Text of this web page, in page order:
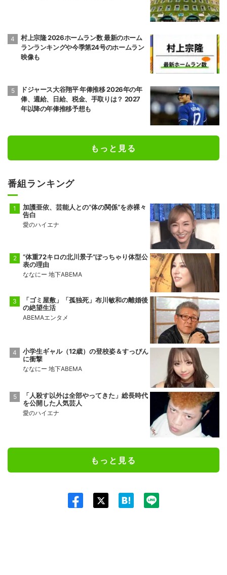
村上宗隆 2026ホームラン数 最新のホーム
ランランキングや今季第24号のホームラン
映像も
ドジャース大谷翔平 年俸推移 2026年の年
俸、週給、日給、税金、手取りは？ 2027
年以降の年俸推移予想も
もっと見る
番組ランキング
加護亜依、芸能人との“体の関係”を赤裸々
告白
愛のハイエナ
“体重72キロの北川景子”ぽっちゃり体型公
表の理由
ななにー 地下ABEMA
「ゴミ屋敷」「孤独死」布川敏和の離婚後
の絶望生活
ABEMAエンタメ
小学生ギャル（12歳）の登校姿＆すっぴん
に衝撃
ななにー 地下ABEMA
「人殺す以外は全部やってきた」総長時代
を公開した人気芸人
愛のハイエナ
もっと見る